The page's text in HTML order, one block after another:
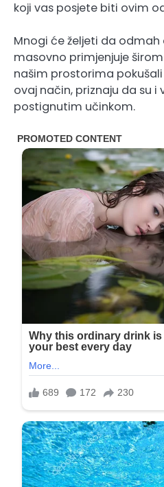
koji vas posjete biti ovim
Mnogi će željeti da odmah
masovno primjenjuje širom
našim prostorima
ovaj način, priznaju da su i
postignutim učinkom.